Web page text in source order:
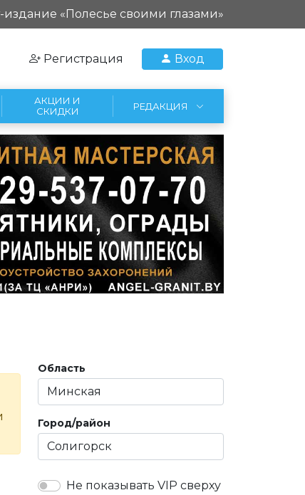
издание «Полесье своими глазами»
Регистрация Вход
АКЦИИ И
СКИДКИ
РЕДАКЦИЯ
Область
Город/район
Не показывать VIP сверху